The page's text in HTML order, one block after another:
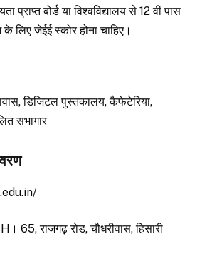
प्राप्त बोर्ड या विश्वविद्यालय से 12 वीं पास
के लिए जेईई स्कोर होना चाहिए।
डिजिटल पुस्तकालय, कैफेटेरिया,
सभागार
65, राजगढ़ रोड, चौधरीवास, हिसारी